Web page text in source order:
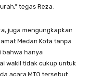
tegas Reza.
juga mengungkapkan
Medan Kota tanpa
bahwa hanya
wakil tidak cukup untuk
acara MTQ tersebut.